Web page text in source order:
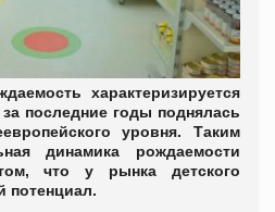
характеризируется
последние годы поднялась
уровня. Таким
динамика рождаемости
что у рынка детского
потенциал.